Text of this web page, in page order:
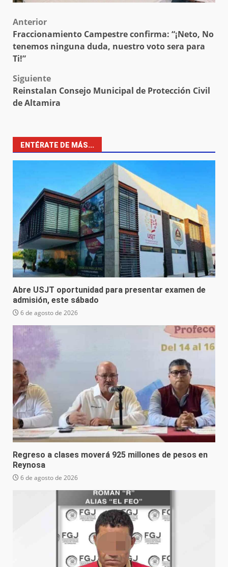
Post
navigation
Anterior
Fraccionamiento Campestre confirma: “¡Neto, No
tenemos ninguna duda, nuestro voto sera para
Ti!”
Siguiente
Reinstalan Consejo Municipal de Protección Civil
de Altamira
ENTÉRATE DE MÁS...
Abre USJT oportunidad para presentar examen de
admisión, este sábado
6 de agosto de 2026
Regreso a clases moverá 925 millones de pesos en
Reynosa
6 de agosto de 2026